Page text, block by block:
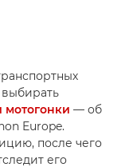
мотогонки — об
Europe.
после чего
его